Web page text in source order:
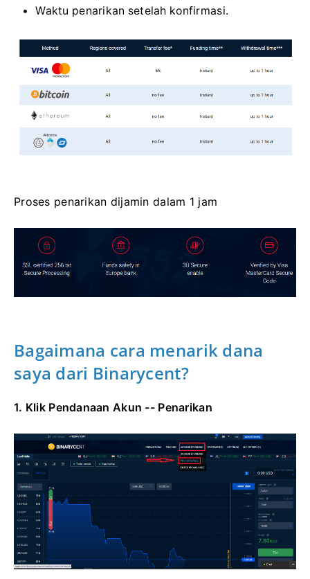
Waktu penarikan setelah konfirmasi.
Proses penarikan dijamin dalam 1 jam
Bagaimana cara menarik dana
saya dari Binarycent?
1. Klik Pendanaan Akun -- Penarikan